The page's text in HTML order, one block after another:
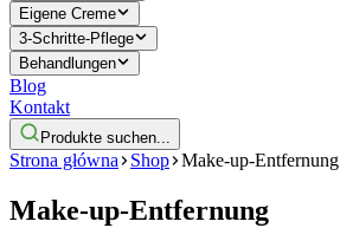
Eigene Creme
3-Schritte-Pflege
Behandlungen
Blog
Kontakt
Produkte suchen...
Strona główna Shop Make-up-Entfernung
Make-up-Entfernung